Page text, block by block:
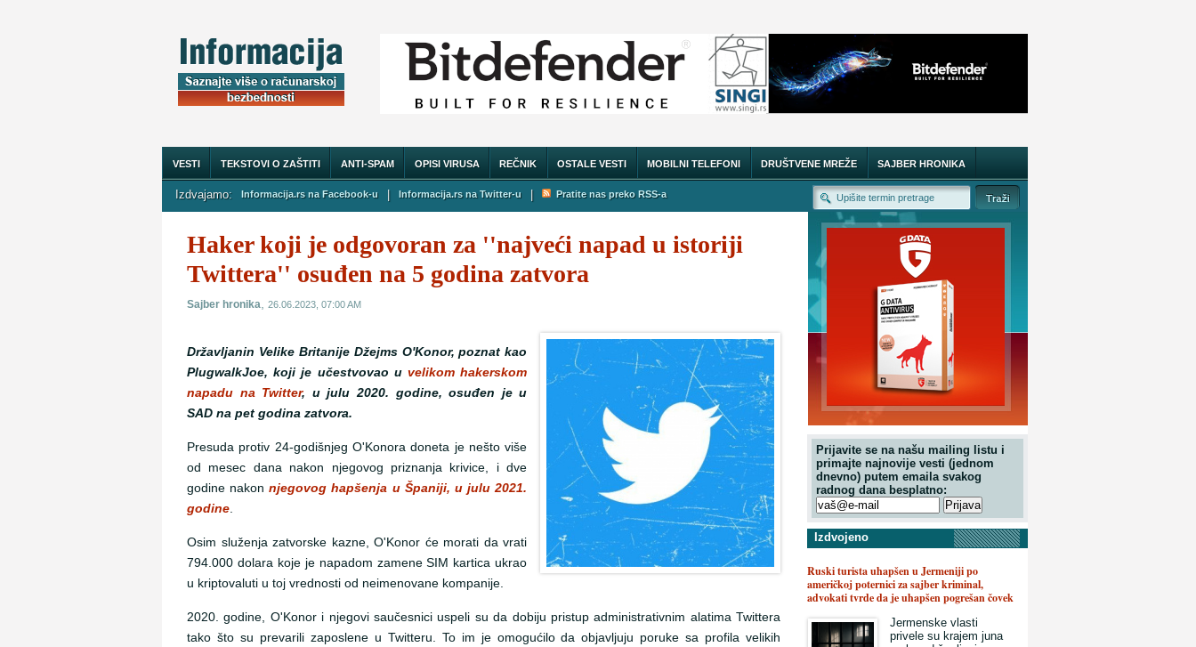
VESTI TEKSTOVI O ZAŠTITI ANTI-SPAM OPISI VIRUSA REČNIK OSTALE VESTI MOBILNI TELEFONI DRUŠTVENE MREŽE SAJBER HRONIKA
O NAMA
Izdvajamo: Informacija.rs na Facebook-u | Informacija.rs na Twitter-u | Pratite nas preko RSS-a
Haker koji je odgovoran za ''najveći napad u istoriji
Twittera'' osuđen na 5 godina zatvora
Sajber hronika, 26.06.2023, 07:00 AM
Državljanin Velike Britanije Džejms O'Konor, poznat kao
PlugwalkJoe, koji je učestvovao u velikom hakerskom
napadu na Twitter, u julu 2020. godine, osuđen je u
SAD na pet godina zatvora.
Presuda protiv 24-godišnjeg O'Konora doneta je nešto više
od mesec dana nakon njegovog priznanja krivice, i dve
godine nakonnjegovog hapšenja u Španiji, u julu 2021.
godine.
Osim služenja zatvorske kazne, O'Konor će morati da vrati
794.000 dolara koje je napadom zamene SIM kartica ukrao
u kriptovaluti u toj vrednosti od neimenovane kompanije.
2020. godine, O'Konor i njegovi saučesnici uspeli su da dobiju pristup administrativnim alatima Twittera
tako što su prevarili zaposlene u Twitteru. To im je omogućilo da objavljuju poruke sa profila velikih
Prijavite se na našu mailing listu i
primajte najnovije vesti (jednom
dnevno) putem emaila svakog
radnog dana besplatno:
Izdvojeno
Ruski turista uhapšen u Jermeniji po
američkoj poternici za sajber kriminal,
advokati tvrde da je uhapšen pogrešan čovek
Jermenske vlasti
privele su krajem juna